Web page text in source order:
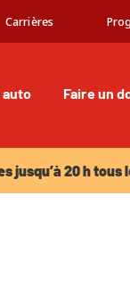
Carrières
auto Faire un
jusqu’à 20 h tous